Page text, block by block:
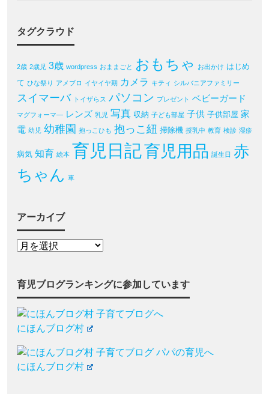
タグクラウド
2歳 2歳児 3歳 wordpress おままごと おもちゃ お出かけ はじめ
て ひな祭り アメブロ イヤイヤ期 カメラ キティ シルバニアファミリー
スイマーバ トイザらス パソコン プレゼント ベビーガード
マグフォーマ― レンズ 乳児 写真 収納 子ども部屋 子供 子供部屋 家
電 幼児 幼稚園 抱っこひも 抱っこ紐 掃除機 授乳中 教育 検診 湿疹
病気 知育 絵本 育児日記育児用品 誕生日 赤
ちゃん 車
アーカイブ
育児ブログランキングに参加しています
にほんブログ村
にほんブログ村